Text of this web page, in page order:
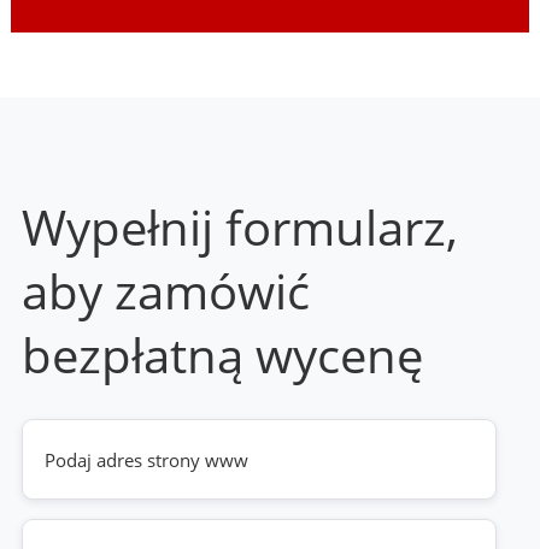
Wypełnij formularz,
aby zamówić
bezpłatną wycenę
Twoja
strona
www
(wymagane)
Telefon